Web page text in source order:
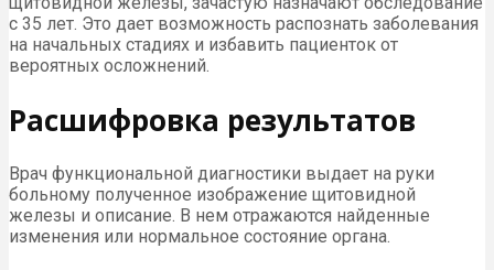
с 35 лет. Это дает возможность распознать заболевания
на начальных стадиях и избавить пациенток от
вероятных осложнений.
Расшифровка результатов
Врач функциональной диагностики выдает на руки
больному полученное изображение щитовидной
железы и описание. В нем отражаются найденные
изменения или нормальное состояние органа.